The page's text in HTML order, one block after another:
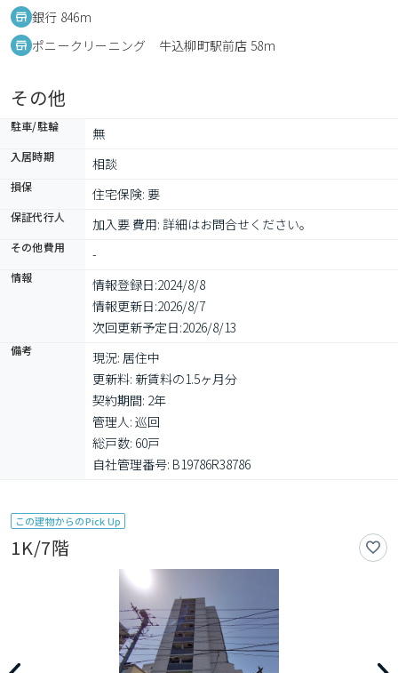
銀行 846m
ポニークリーニング 牛込柳町駅前店 58m
その他
駐車/駐輪 無
入居時期 相談
損保 住宅保険: 要
保証代行人 加入要 費用: 詳細はお問合せください。
その他費用 -
情報 情報登録日:2024/8/8
情報更新日:2026/8/7
次回更新予定日:2026/8/13
備考
現況: 居住中
更新料: 新賃料の1.5ヶ月分
契約期間: 2年
管理人: 巡回
総戸数: 60戸
自社管理番号: B19786R38786
この建物からのPick Up
1K/7階